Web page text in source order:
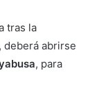
tras la
deberá abrirse
, para